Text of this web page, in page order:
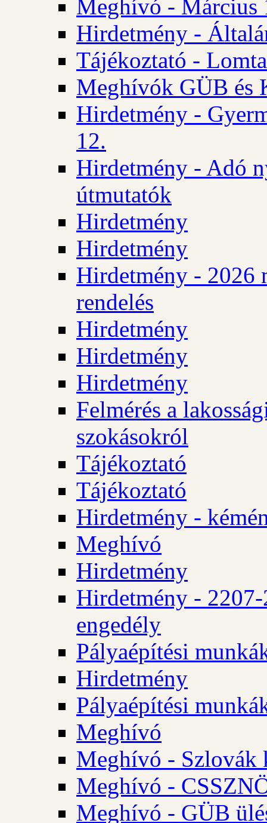
Meghívó - Március
Hirdetmény -
Tájékoztató -
Meghívók GÜB és
Hirdetmény -
12.
Hirdetmény - Adó
útmutatók
Hirdetmény
Hirdetmény
Hirdetmény - 2026
rendelés
Hirdetmény
Hirdetmény
Hirdetmény
Felmérés a
szokásokról
Tájékoztató
Tájékoztató
Hirdetmény -
Meghívó
Hirdetmény
Hirdetmény -
engedély
Pályaépítési
Hirdetmény
Pályaépítési
Meghívó
Meghívó - Szlovák
Meghívó -
Meghívó - GÜB